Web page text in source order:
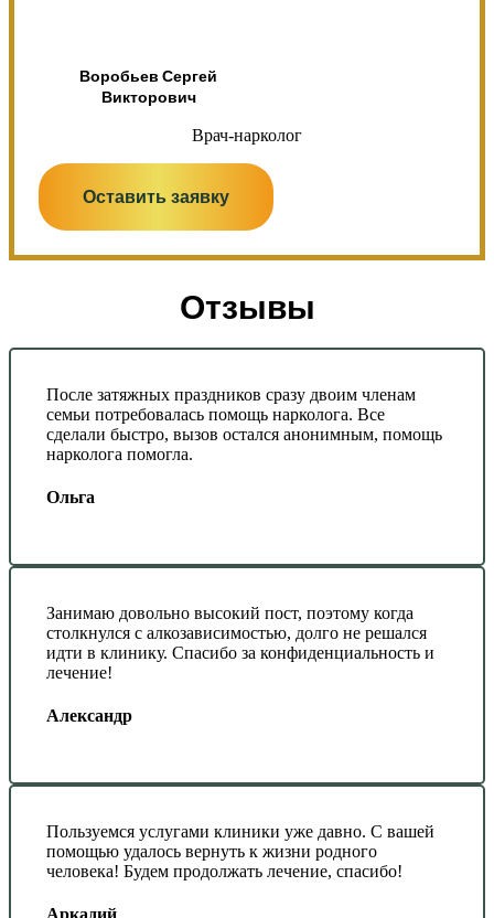
Воробьев Сергей
Викторович
Врач-нарколог
Оставить заявку
Отзывы
После затяжных праздников сразу двоим членам
семьи потребовалась помощь нарколога. Все
сделали быстро, вызов остался анонимным, помощь
нарколога помогла.
Ольга
Занимаю довольно высокий пост, поэтому когда
столкнулся с алкозависимостью, долго не решался
идти в клинику. Спасибо за конфиденциальность и
лечение!
Александр
Пользуемся услугами клиники уже давно. С вашей
помощью удалось вернуть к жизни родного
человека! Будем продолжать лечение, спасибо!
Аркадий